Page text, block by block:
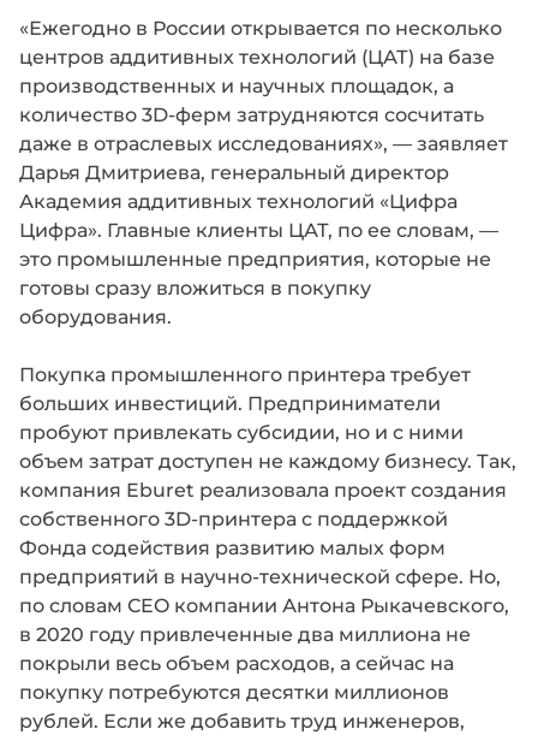
«Ежегодно в России открывается по несколько
центров аддитивных технологий (ЦАТ) на базе
производственных и научных площадок, а
количество 3D-ферм затрудняются сосчитать
даже в отраслевых исследованиях», — заявляет
Дарья Дмитриева, генеральный директор
Академия аддитивных технологий «Цифра
Цифра». Главные клиенты ЦАТ, по ее словам, —
это промышленные предприятия, которые не
готовы сразу вложиться в покупку
оборудования.
Покупка промышленного принтера требует
больших инвестиций. Предприниматели
пробуют привлекать субсидии, но и с ними
объем затрат доступен не каждому бизнесу. Так,
компания Eburet реализовала проект создания
собственного 3D-принтера с поддержкой
Фонда содействия развитию малых форм
предприятий в научно-технической сфере. Но,
по словам СEO компании Антона Рыкачевского,
в 2020 году привлеченные два миллиона не
покрыли весь объем расходов, а сейчас на
покупку потребуются десятки миллионов
рублей. Если же добавить труд инженеров,